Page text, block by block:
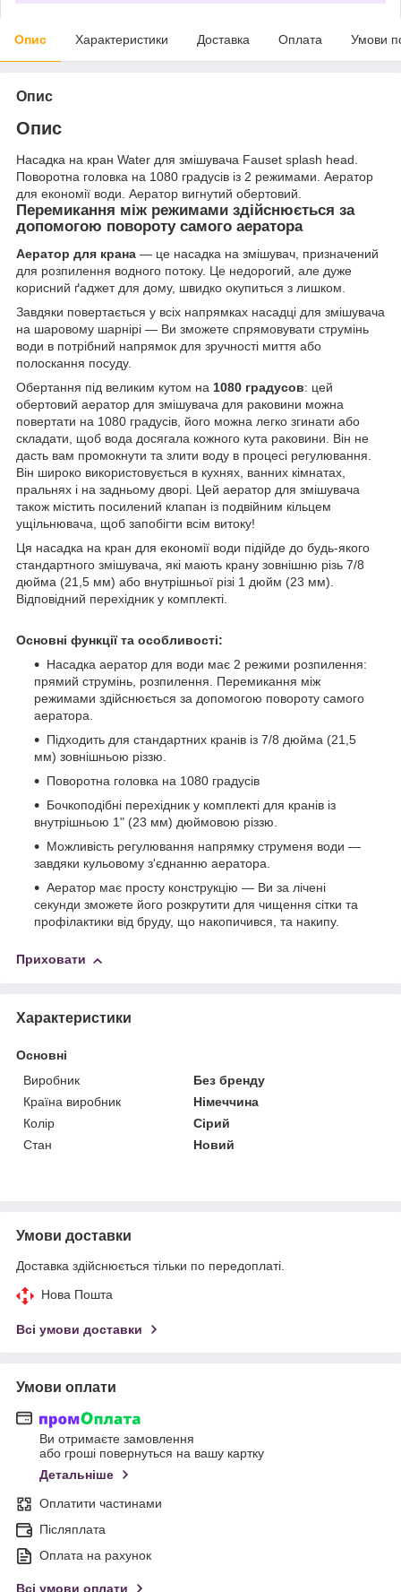
Опис Характеристики Доставка Оплата Умови
Опис
Опис
Насадка на кран Water для змішувача Fauset splash head.
Поворотна головка на 1080 градусів із 2 режимами. Аератор
для економії води. Аератор вигнутий обертовий.
Перемикання між режимами здійснюється за
допомогою повороту самого аератора
Аератор для крана — це насадка на змішувач, призначений
для розпилення водного потоку. Це недорогий, але дуже
корисний ґаджет для дому, швидко окупиться з лишком.
Завдяки повертається у всіх напрямках насадці для змішувача
на шаровому шарнірі — Ви зможете спрямовувати струмінь
води в потрібний напрямок для зручності миття або
полоскання посуду.
Обертання під великим кутом на 1080 градусов: цей
обертовий аератор для змішувача для раковини можна
повертати на 1080 градусів, його можна легко згинати або
складати, щоб вода досягала кожного кута раковини. Він не
дасть вам промокнути та злити воду в процесі регулювання.
Він широко використовується в кухнях, ванних кімнатах,
пральнях і на задньому дворі. Цей аератор для змішувача
також містить посилений клапан із подвійним кільцем
ущільнювача, щоб запобігти всім витоку!
Ця насадка на кран для економії води підійде до будь-якого
стандартного змішувача, які мають крану зовнішню різь 7/8
дюйма (21,5 мм) або внутрішньої різі 1 дюйм (23 мм).
Відповідний перехідник у комплекті.
Основні функції та особливості:
Насадка аератор для води має 2 режими розпилення:
прямий струмінь, розпилення. Перемикання між
режимами здійснюється за допомогою повороту самого
аератора.
Підходить для стандартних кранів із 7/8 дюйма (21,5
мм) зовнішньою різзю.
Поворотна головка на 1080 градусів
Бочкоподібні перехідник у комплекті для кранів із
внутрішньою 1" (23 мм) дюймовою різзю.
Можливість регулювання напрямку струменя води —
завдяки кульовому з'єднанню аератора.
Аератор має просту конструкцію — Ви за лічені
секунди зможете його розкрутити для чищення сітки та
профілактики від бруду, що накопичився, та накипу.
Приховати
Характеристики
Основні
Виробник
Без бренду
Країна виробник
Німеччина
Колір
Сірий
Стан
Новий
Умови доставки
Доставка здійснюється тільки по передоплаті.
Нова Пошта
Всі умови доставки
Умови оплати
Ви отримаєте замовлення
або гроші повернуться на вашу картку
Детальніше
Оплатити частинами
Післяплата
Оплата на рахунок
Всі умови оплати